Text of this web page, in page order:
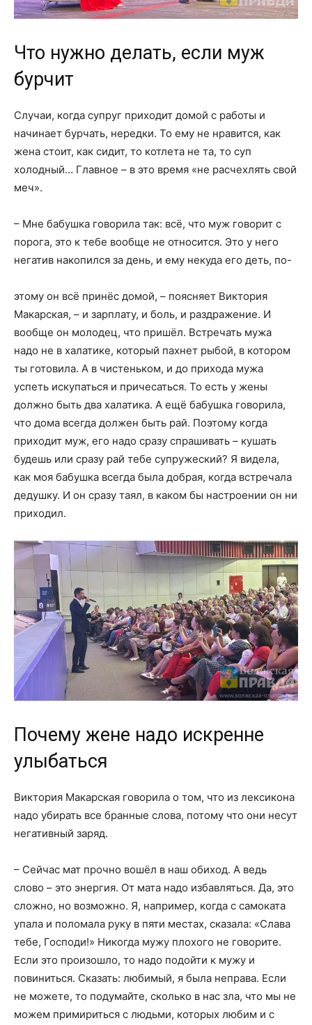
Что нужно делать, если муж
бурчит
Случаи, когда супруг приходит домой с работы и
начинает бурчать, нередки. То ему не нравится, как
жена стоит, как сидит, то котлета не та, то суп
холодный… Главное – в это время «не расчехлять свой
меч».
– Мне бабушка говорила так: всё, что муж говорит с
порога, это к тебе вообще не относится. Это у него
негатив накопился за день, и ему некуда его деть, по-
этому он всё принёс домой, – поясняет Виктория
Макарская, – и зарплату, и боль, и раздражение. И
вообще он молодец, что пришёл. Встречать мужа
надо не в халатике, который пахнет рыбой, в котором
ты готовила. А в чистеньком, и до прихода мужа
успеть искупаться и причесаться. То есть у жены
должно быть два халатика. А ещё бабушка говорила,
что дома всегда должен быть рай. Поэтому когда
приходит муж, его надо сразу спрашивать – кушать
будешь или сразу рай тебе супружеский? Я видела,
как моя бабушка всегда была добрая, когда встречала
дедушку. И он сразу таял, в каком бы настроении он ни
приходил.
Почему жене надо искренне
улыбаться
Виктория Макарская говорила о том, что из лексикона
надо убирать все бранные слова, потому что они несут
негативный заряд.
– Сейчас мат прочно вошёл в наш обиход. А ведь
слово – это энергия. От мата надо избавляться. Да, это
сложно, но возможно. Я, например, когда с самоката
упала и поломала руку в пяти местах, сказала: «Слава
тебе, Господи!» Никогда мужу плохого не говорите.
Если это произошло, то надо подойти к мужу и
повиниться. Сказать: любимый, я была неправа. Если
не можете, то подумайте, сколько в нас зла, что мы не
можем примириться с людьми, которых любим и с